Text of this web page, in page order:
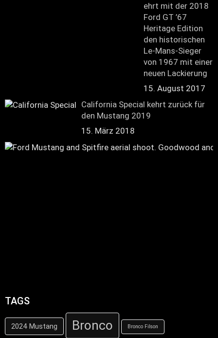
ehrt mit der 2018
Ford GT ’67
Heritage Edition
den historischen
Le-Mans-Sieger
von 1967 mit einer
neuen Lackierung
15. August 2017
California Special kehrt zurück für
den Mustang 2019
15. März 2018
TAGS
2024 Mustang Bronco Bronco Filson